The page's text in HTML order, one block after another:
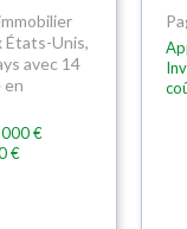
États-Unis,
avec 14
en
€
€